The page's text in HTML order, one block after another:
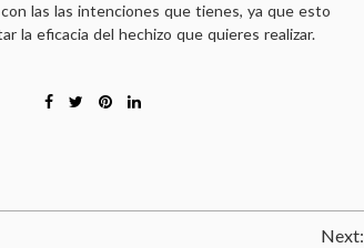
las las intenciones que tienes, ya que esto
la eficacia del hechizo que quieres realizar.
Next: